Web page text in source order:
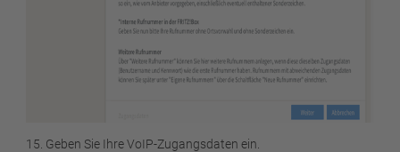
15. Geben Sie Ihre VoIP-Zugangsdaten ein.